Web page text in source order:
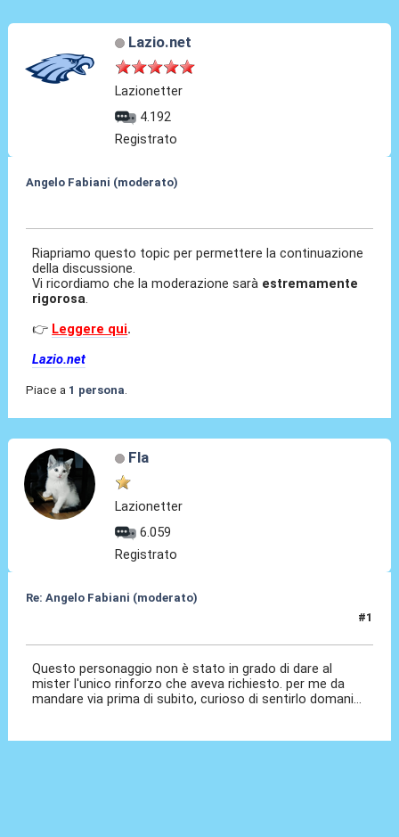
Lazio.net
Lazionetter
4.192
Registrato
Angelo Fabiani (moderato)
Riapriamo questo topic per permettere la continuazione
della discussione.
Vi ricordiamo che la moderazione sarà estremamente
rigorosa.
👉 Leggere qui.
Lazio.net
Piace a 1 persona
Fla
Lazionetter
6.059
Registrato
Re: Angelo Fabiani (moderato)
#1
Questo personaggio non è stato in grado di dare al
mister l'unico rinforzo che aveva richiesto. per me da
mandare via prima di subito, curioso di sentirlo domani...